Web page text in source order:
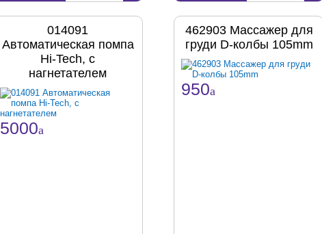
014091
Автоматическая помпа
Hi-Tech, с
нагнетателем
5000a
462903 Массажер для
груди D-колбы 105mm
950a